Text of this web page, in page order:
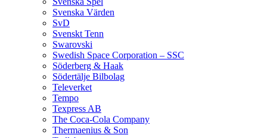
Svenska Värden
SvD
Svenskt Tenn
Swarovski
Swedish Space Corporation – SSC
Söderberg & Haak
Södertälje Bilbolag
Televerket
Tempo
Texpress AB
The Coca-Cola Company
Thermaenius & Son